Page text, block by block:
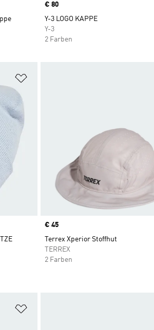
Price
€ 80
Y-3 LOGO KAPPE
Y-3
2 Farben
Price
€ 45
Terrex Xperior Stoffhut
TERREX
2 Farben